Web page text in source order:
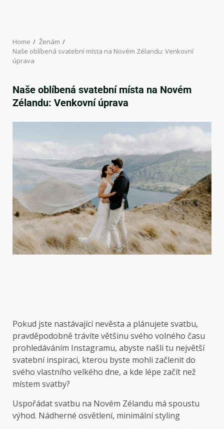
Home
Ženám
Naše oblíbená svatební místa na Novém Zélandu: Venkovní
úprava
Naše oblíbená svatební místa na Novém
Zélandu: Venkovní úprava
Pokud jste nastávající nevěsta a plánujete svatbu,
pravděpodobně trávíte většinu svého volného času
prohledáváním Instagramu, abyste našli tu největší
svatební inspiraci, kterou byste mohli začlenit do
svého vlastního velkého dne, a kde lépe začít než
místem svatby?
Uspořádat svatbu na Novém Zélandu má spoustu
výhod. Nádherné osvětlení, minimální styling